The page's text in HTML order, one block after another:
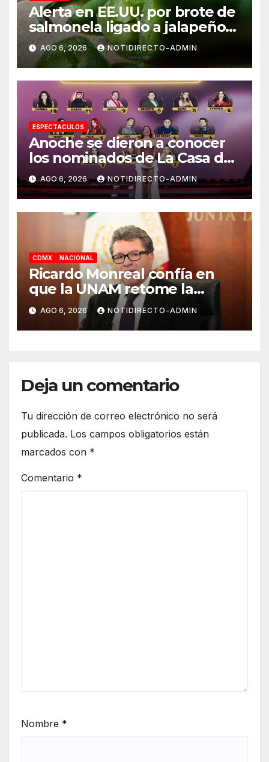
Alerta en EE.UU. por brote de
salmonela ligado a jalapeños
mexicanos; reportan 345
casos
AGO 6, 2026 NOTIDIRECTO-ADMIN
ESPECTACULOS
Anoche se dieron a conocer
los nominados de La Casa de
los Famosos México 2026 en
la segunda semana
AGO 6, 2026 NOTIDIRECTO-ADMIN
CDMX NACIONAL
Ricardo Monreal confía en
que la UNAM retome la
normalidad e inicie el
semestre mediante el diálogo
AGO 6, 2026 NOTIDIRECTO-ADMIN
Deja un comentario
Tu dirección de correo electrónico no será
publicada. Los campos obligatorios están
marcados con *
Comentario *
Nombre *